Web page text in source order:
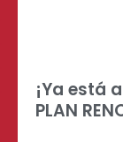
¡Ya está
PLAN